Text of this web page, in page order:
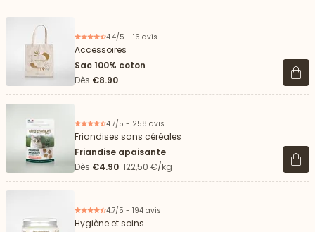
4.4/5 - 16 avis
Accessoires
Sac 100% coton
Dès €8.90 Voir
4.7/5 - 258 avis
Friandises sans céréales
Friandise apaisante
Dès €4.90 122,50 €/kg Voir
4.7/5 - 194 avis
Hygiène et soins